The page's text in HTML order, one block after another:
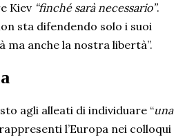
Kiev “finché sarà necessario”.
sta difendendo solo i suoi
ma anche la nostra libertà”.
agli alleati di individuare “una
l’Europa nei colloqui